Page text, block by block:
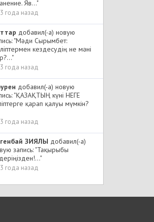
Яв..."
3 года назад
добавил(-а) новую
"Мәди Сырымбет:
кездесудің не мәні
3 года назад
добавил(-а) новую
"ҚАЗАҚТЫҢ күні НЕГЕ
қарап қалуы мүмкін?
3 года назад
ЗИЯЛЫ добавил(-а)
запись: "Тақырыбы
3 года назад